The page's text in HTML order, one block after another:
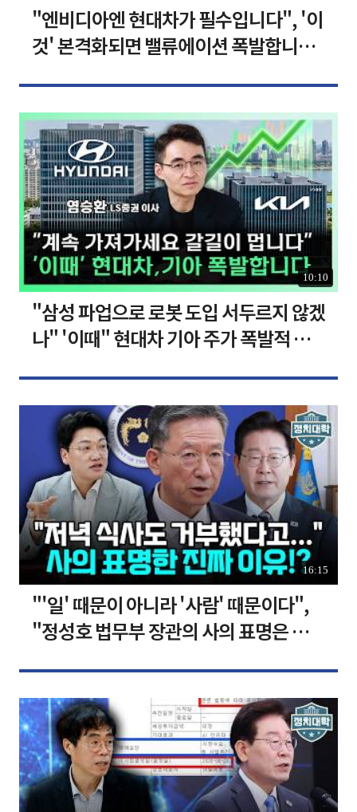
"엔비디아엔 현대차가 필수입니다", '이
것' 본격화되면 밸류에이션 폭발합니다
10:10
"삼성 파업으로 로봇 도입 서두르지 않겠
나" '이때" 현대차 기아 주가 폭발적 성
16:15
"'일' 때문이 아니라 '사람' 때문이다",
"정성호 법무부 장관의 사의 표명은 이재